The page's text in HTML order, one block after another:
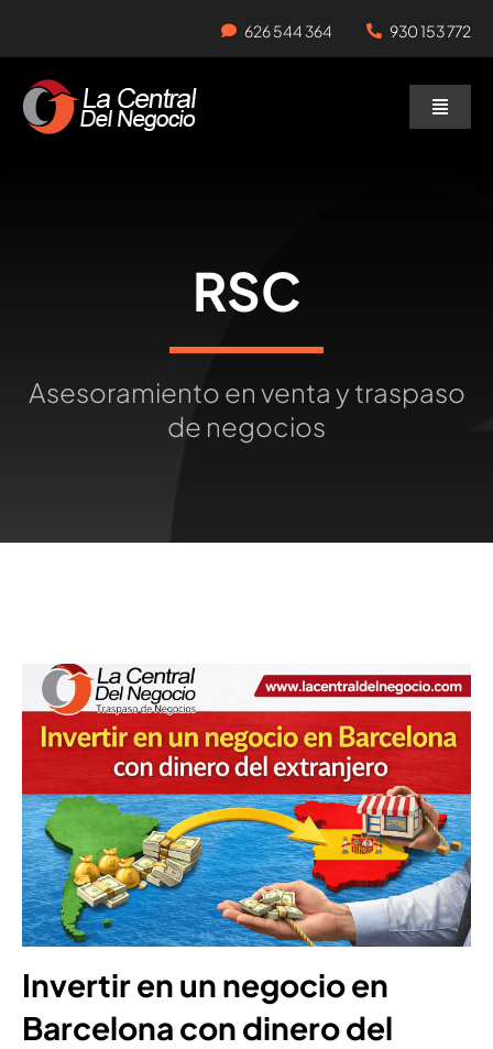
content
626 544 364 930 153 772
Toggle
RSC
Asesoramiento en venta y traspaso
de negocios
Invertir en un negocio en
Barcelona con dinero del